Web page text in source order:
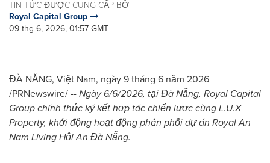
TIN TỨC ĐƯỢC CUNG CẤP BỞI
Royal Capital Group
09 thg 6, 2026, 01:57 GMT
ĐÀ NẴNG, Việt Nam, ngày 9 tháng 6 năm 2026
/PRNewswire/ --Ngày 6/6/2026, tại Đà Nẵng, Royal Capital
Group chính thức ký kết hợp tác chiến lược cùng L.U.X
Property, khởi động hoạt động phân phối dự án Royal An
Nam Living Hội An Đà Nẵng.